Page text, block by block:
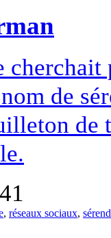
de
de
, réseaux sociaux,